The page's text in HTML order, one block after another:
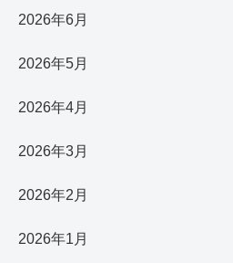
2026年6月
2026年5月
2026年4月
2026年3月
2026年2月
2026年1月